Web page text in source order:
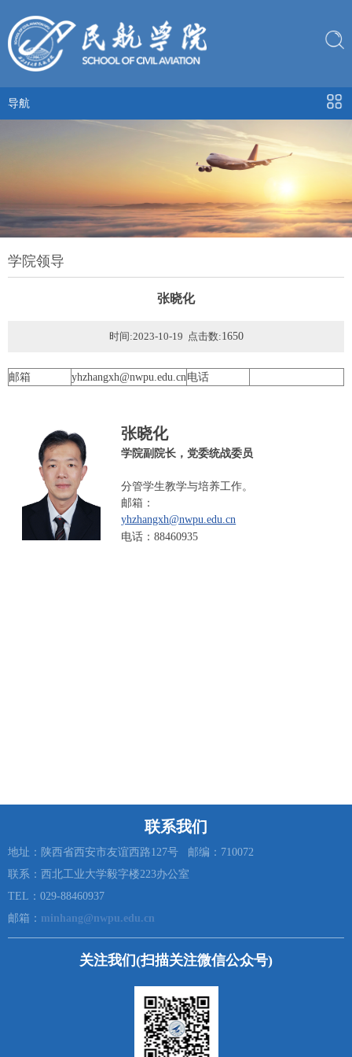
导航
学院领导
张晓化
时间:2023-10-19 点击数:1650
邮箱 yhzhangxh@nwpu.edu.cn电话
张晓化
学院副院长，党委统战委员
分管学生教学与培养工作。
邮箱：
yhzhangxh@nwpu.edu.cn
电话：88460935
联系我们
地址：陕西省西安市友谊西路127号 邮编：710072
联系：西北工业大学毅字楼223办公室
TEL：029-88460937
邮箱： minhang@nwpu.edu.cn
关注我们(扫描关注微信公众号)